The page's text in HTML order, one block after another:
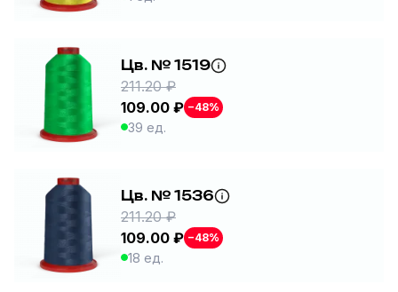
Цв. № 1519
211.20 ₽
109.00 ₽ −48%
39 ед.
Цв. № 1536
211.20 ₽
109.00 ₽ −48%
18 ед.